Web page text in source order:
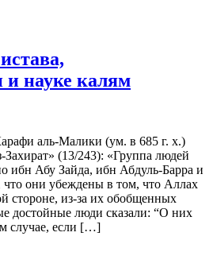
науке калям
аль-Малики (ум. в 685 г. х.)
(13/243): «Группа людей
ибн Абу Зайда, ибн Абдуль-Барра и
они убеждены в том, что Аллах
стороне, из-за их обобщенных
достойные люди сказали: “О них
случае, если […]